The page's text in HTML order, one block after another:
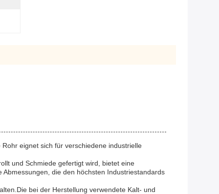
eignet sich für verschiedene industrielle
und Schmiede gefertigt wird, bietet eine
die den höchsten Industriestandards
bei der Herstellung verwendete Kalt- und